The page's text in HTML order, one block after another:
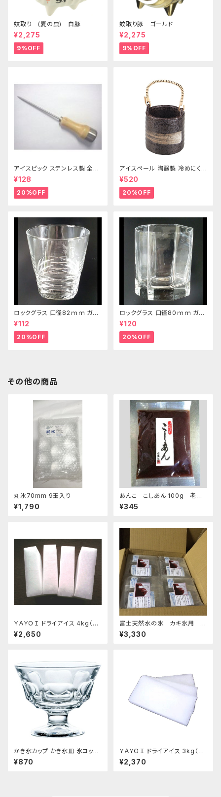
蚊取り (夏の虫) 白豚
¥2,275
9%OFF
蚊取り豚 ゴールド
¥2,275
9%OFF
アイスピック ステンレス製 全長
215ｍｍ
¥128
20%OFF
アイスペール 陶器製 冷めにくい
二重構造 860ml
¥520
20%OFF
ロックグラス 口径82ｍｍ ガラ
ス製 250cc
¥112
20%OFF
ロックグラス 口径80ｍｍ ガラ
ス製 220cc
¥120
20%OFF
その他の商品
丸氷70mm 9玉入り
¥1,790
あんこ こしあん 100g 老舗
あんこ屋のこだわり餡【クリック
ポスト便】
¥345
ＹＡＹＯＩ ドライアイス 4kg（出
荷時5kg弱）
¥2,650
富士天然水の氷 カキ氷用 2
kg 4個セット 発泡スチロール箱
入り
¥3,330
かき氷カップ かき氷皿 氷コップ
デザートカップ、アイスクリーム
カップ 340ml 東洋佐々木ガラ
¥870
ＹＡＹＯＩ ドライアイス 3kg（出
荷時4kg弱） おすすめ
¥2,370